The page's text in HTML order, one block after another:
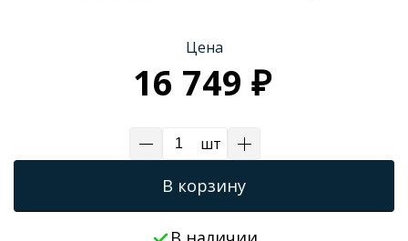
Цена
16 749 ₽
шт
В корзину